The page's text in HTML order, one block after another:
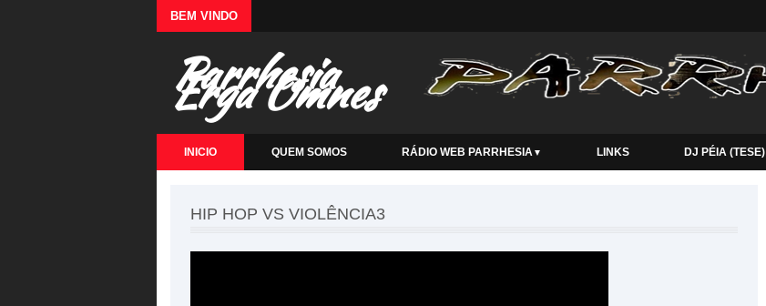
BEM VINDO
Parrhesia
Erga Omnes
INICIO QUEM SOMOS RÁDIO WEB PARRHESIA ▼ LINKS DJ PÉIA (TESE)
HIP HOP VS VIOLÊNCIA3